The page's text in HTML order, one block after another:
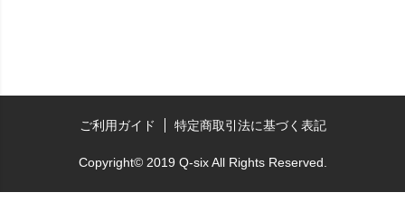
ご利用ガイド 特定商取引法に基づく表記
Copyright© 2019 Q-six All Rights Reserved.